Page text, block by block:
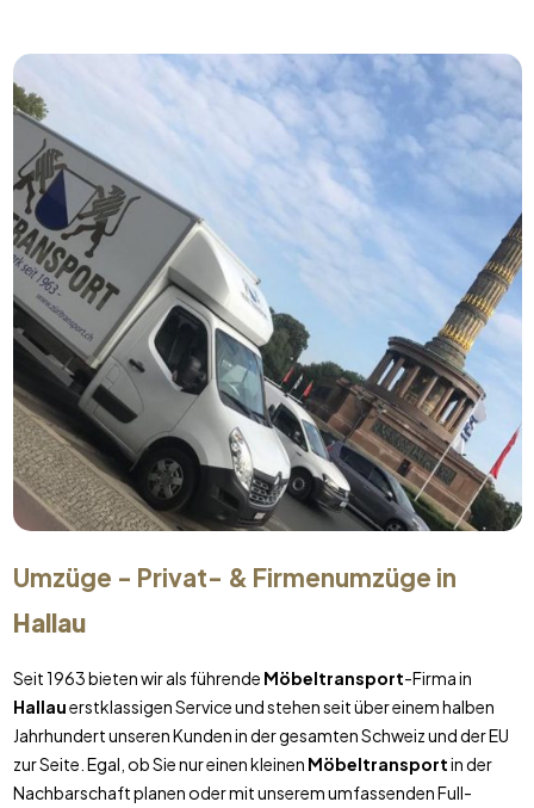
Umzüge - Privat- & Firmenumzüge in
Hallau
Seit 1963 bieten wir als führende Möbeltransport-Firma in
Hallauerstklassigen Service und stehen seit über einem halben
Jahrhundert unseren Kunden in der gesamten Schweiz und der EU
zur Seite. Egal, ob Sie nur einen kleinen Möbeltransportin der
Nachbarschaft planen oder mit unserem umfassenden Full-